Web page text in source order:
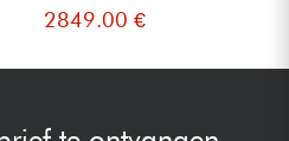
2849.00 €